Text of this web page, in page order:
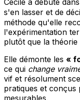
s'en lasser et de
méthode qu'elle
l'expérimentation
plutôt que la théorie
Elle démonte les «
ce qui change
vif et résolument
pratiques et conçus
mesurables.